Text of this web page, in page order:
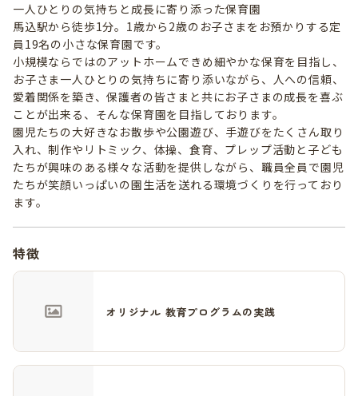
一人ひとりの気持ちと成長に寄り添った保育園
馬込駅から徒歩1分。1歳から2歳のお子さまをお預かりする定
員19名の小さな保育園です。
小規模ならではのアットホームできめ細やかな保育を目指し、
お子さま一人ひとりの気持ちに寄り添いながら、人への信頼、
愛着関係を築き、保護者の皆さまと共にお子さまの成長を喜ぶ
ことが出来る、そんな保育園を目指しております。
園児たちの大好きなお散歩や公園遊び、手遊びをたくさん取り
入れ、制作やリトミック、体操、食育、プレップ活動と子ども
たちが興味のある様々な活動を提供しながら、職員全員で園児
たちが笑顔いっぱいの園生活を送れる環境づくりを行っており
ます。
特徴
オリジナル 教育プログラムの実践